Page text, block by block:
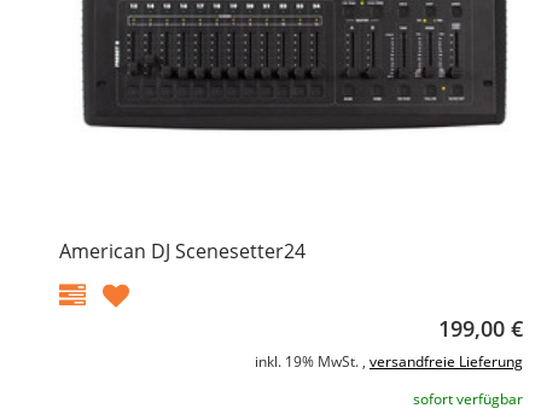
American DJ Scenesetter24
199,00 €
inkl. 19% MwSt. , versandfreie Lieferung
sofort verfügbar